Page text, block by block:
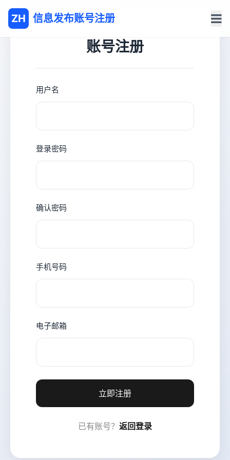
ZH 信息发布账号注册
账号注册
用户名
登录密码
确认密码
手机号码
电子邮箱
立即注册
已有账号？ 返回登录